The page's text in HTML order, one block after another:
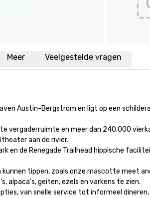
Meer Veelgestelde vragen
Austin-Bergstrom en ligt op een
vergaderruimte en meer dan 240.000
aan de rivier.
en de Renegade Trailhead hippische
kunnen tippen, zoals onze mascotte meet
alpaca's, geiten, ezels en varkens te zien.
van snelle service tot informeel